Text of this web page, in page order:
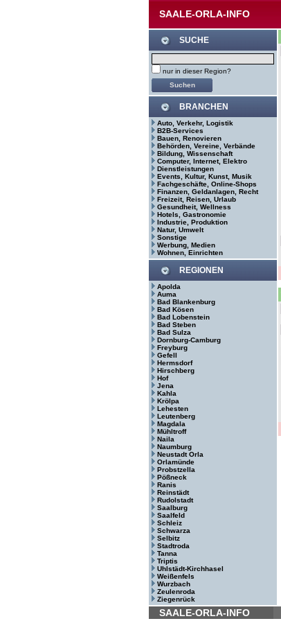
SAALE-ORLA-INFO
SUCHE
nur in dieser Region?
BRANCHEN
Auto, Verkehr, Logistik
B2B-Services
Bauen, Renovieren
Behörden, Vereine, Verbände
Bildung, Wissenschaft
Computer, Internet, Elektro
Dienstleistungen
Events, Kultur, Kunst, Musik
Fachgeschäfte, Online-Shops
Finanzen, Geldanlagen, Recht
Freizeit, Reisen, Urlaub
Gesundheit, Wellness
Hotels, Gastronomie
Industrie, Produktion
Natur, Umwelt
Sonstige
Werbung, Medien
Wohnen, Einrichten
REGIONEN
Apolda
Auma
Bad Blankenburg
Bad Kösen
Bad Lobenstein
Bad Steben
Bad Sulza
Dornburg-Camburg
Freyburg
Gefell
Hermsdorf
Hirschberg
Hof
Jena
Kahla
Krölpa
Lehesten
Leutenberg
Magdala
Mühltroff
Naila
Naumburg
Neustadt Orla
Orlamünde
Probstzella
Pößneck
Ranis
Reinstädt
Rudolstadt
Saalburg
Saalfeld
Schleiz
Schwarza
Selbitz
Stadtroda
Tanna
Triptis
Uhlstädt-Kirchhasel
Weißenfels
Wurzbach
Zeulenroda
Ziegenrück
SAALE-ORLA-INFO